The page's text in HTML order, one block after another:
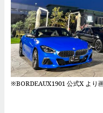
※BORDEAUX1901 公式X より